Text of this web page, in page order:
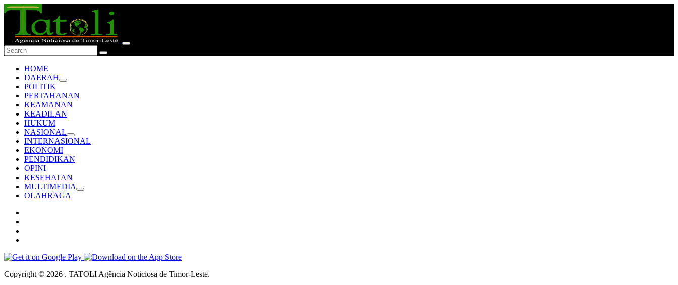
HOME
DAERAH
POLITIK
PERTAHANAN
KEAMANAN
KEADILAN
HUKUM
NASIONAL
INTERNASIONAL
EKONOMI
PENDIDIKAN
OPINI
KESEHATAN
MULTIMEDIA
OLAHRAGA
Copyright © 2026 . TATOLI Agência Noticiosa de Timor-Leste.